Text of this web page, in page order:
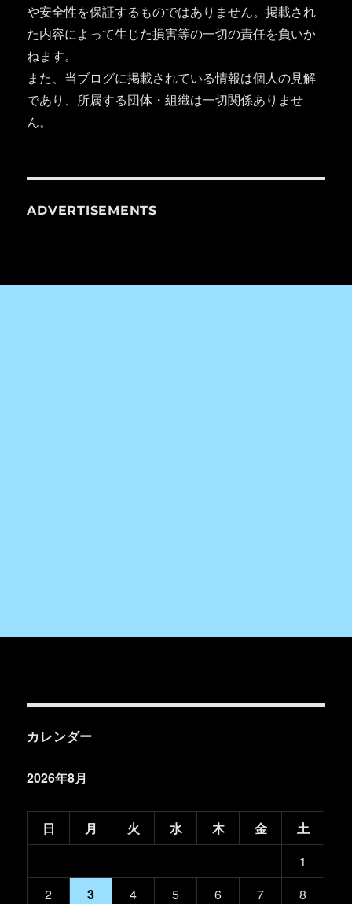
や安全性を保証するものではありません。掲載され
た内容によって生じた損害等の一切の責任を負いか
ねます。
また、当ブログに掲載されている情報は個人の見解
であり、所属する団体・組織は一切関係ありませ
ん。
ADVERTISEMENTS
カレンダー
2026年8月
日 月 火 水 木 金
土
1
2
3 4 5 6 7 8